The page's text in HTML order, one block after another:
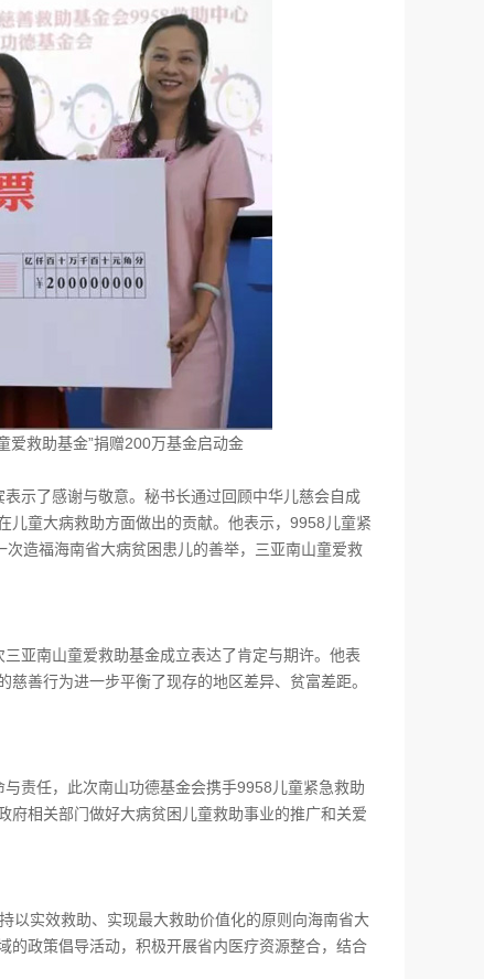
爱救助基金”捐赠200万基金启动金
示了感谢与敬意。秘书长通过回顾中华儿慈会自成
儿童大病救助方面做出的贡献。他表示，9958儿童紧
造福海南省大病贫困患儿的善举，三亚南山童爱救
亚南山童爱救助基金成立表达了肯定与期许。他表
善行为进一步平衡了现存的地区差异、贫富差距。
责任，此次南山功德基金会携手9958儿童紧急救助
府相关部门做好大病贫困儿童救助事业的推广和关爱
以实效救助、实现最大救助价值化的原则向海南省大
的政策倡导活动，积极开展省内医疗资源整合，结合